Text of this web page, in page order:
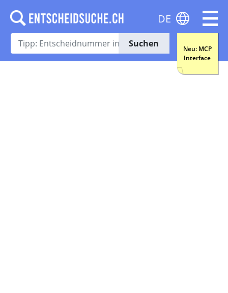
Suchen
Neu: MCP
Interface
DE